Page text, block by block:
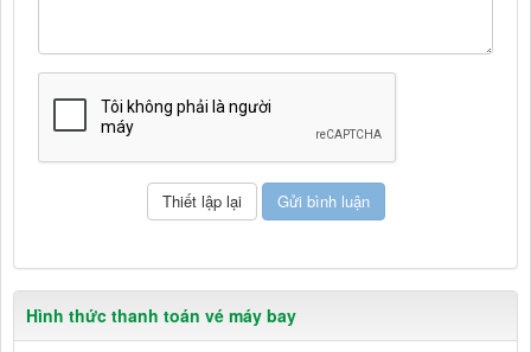
Hình thức thanh toán vé máy bay